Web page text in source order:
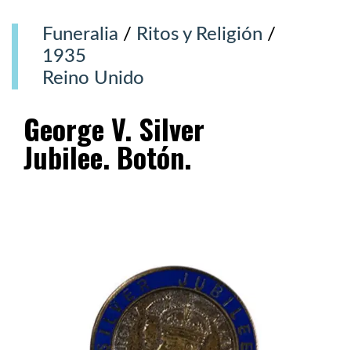
Funeralia / Ritos y Religión /
1935
Reino Unido
George V. Silver
Jubilee. Botón.